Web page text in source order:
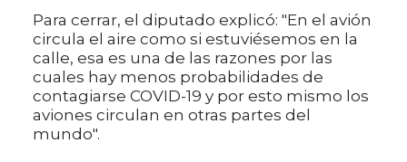
Para cerrar, el diputado explicó: "En el avión
circula el aire como si estuviésemos en la
calle, esa es una de las razones por las
cuales hay menos probabilidades de
contagiarse COVID-19 y por esto mismo los
aviones circulan en otras partes del
mundo".